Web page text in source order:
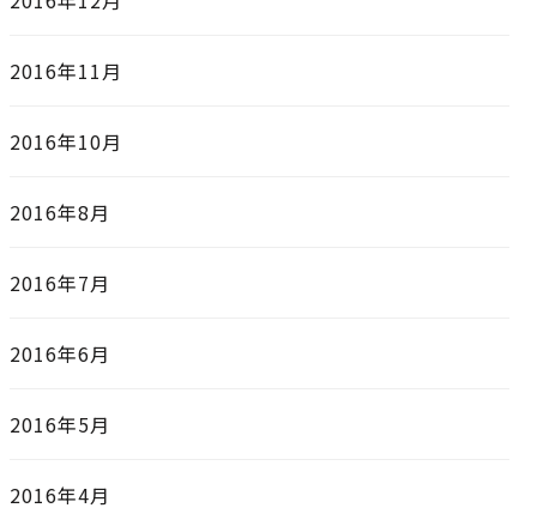
2016年11月
2016年10月
2016年8月
2016年7月
2016年6月
2016年5月
2016年4月